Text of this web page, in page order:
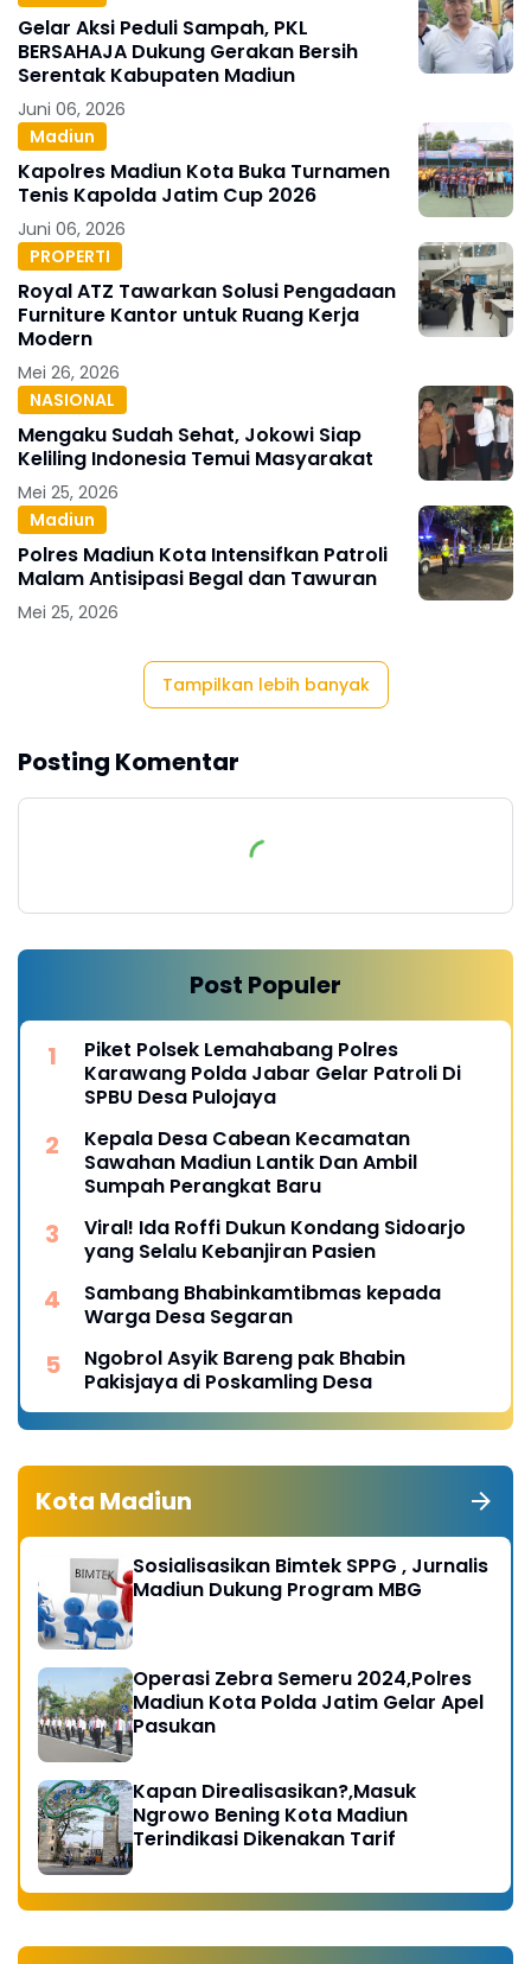
Gelar Aksi Peduli Sampah, PKL
BERSAHAJA Dukung Gerakan Bersih
Serentak Kabupaten Madiun
Juni 06, 2026
Madiun
Kapolres Madiun Kota Buka Turnamen
Tenis Kapolda Jatim Cup 2026
Juni 06, 2026
PROPERTI
Royal ATZ Tawarkan Solusi Pengadaan
Furniture Kantor untuk Ruang Kerja
Modern
Mei 26, 2026
NASIONAL
Mengaku Sudah Sehat, Jokowi Siap
Keliling Indonesia Temui Masyarakat
Mei 25, 2026
Madiun
Polres Madiun Kota Intensifkan Patroli
Malam Antisipasi Begal dan Tawuran
Mei 25, 2026
Tampilkan lebih banyak
Posting Komentar
Post Populer
Piket Polsek Lemahabang Polres
Karawang Polda Jabar Gelar Patroli Di
SPBU Desa Pulojaya
Kepala Desa Cabean Kecamatan
Sawahan Madiun Lantik Dan Ambil
Sumpah Perangkat Baru
Viral! Ida Roffi Dukun Kondang Sidoarjo
yang Selalu Kebanjiran Pasien
Sambang Bhabinkamtibmas kepada
Warga Desa Segaran
Ngobrol Asyik Bareng pak Bhabin
Pakisjaya di Poskamling Desa
Kota Madiun
Sosialisasikan Bimtek SPPG , Jurnalis
Madiun Dukung Program MBG
Operasi Zebra Semeru 2024,Polres
Madiun Kota Polda Jatim Gelar Apel
Pasukan
Kapan Direalisasikan?,Masuk
Ngrowo Bening Kota Madiun
Terindikasi Dikenakan Tarif